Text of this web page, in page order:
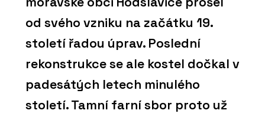
od svého vzniku na začátku 19.
století řadou úprav. Poslední
rekonstrukce se ale kostel dočkal v
padesátých letech minulého
století. Tamní farní sbor proto už